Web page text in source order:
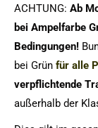
ACHTUNG: Ab
bei Ampelfarbe
Bedingungen!
bei Grün für alle
verpflichtende
außerhalb der